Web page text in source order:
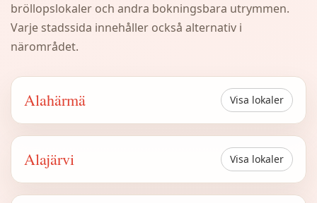
bröllopslokaler och andra bokningsbara utrymmen.
Varje stadssida innehåller också alternativ i
närområdet.
Alahärmä Visa lokaler
Alajärvi Visa lokaler